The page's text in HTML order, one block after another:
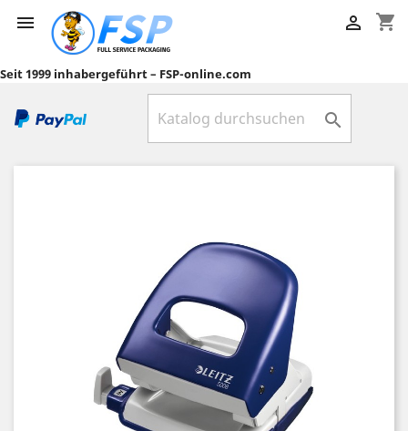
 shopping_cart

Seit 1999 inhabergeführt – FSP-online.com
